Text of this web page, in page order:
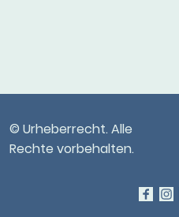
© Urheberrecht. Alle
Rechte vorbehalten.